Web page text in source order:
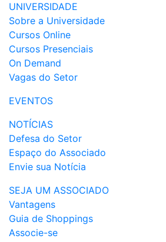
UNIVERSIDADE
Sobre a Universidade
Cursos Online
Cursos Presenciais
On Demand
Vagas do Setor
EVENTOS
NOTÍCIAS
Defesa do Setor
Espaço do Associado
Envie sua Notícia
SEJA UM ASSOCIADO
Vantagens
Guia de Shoppings
Associe-se